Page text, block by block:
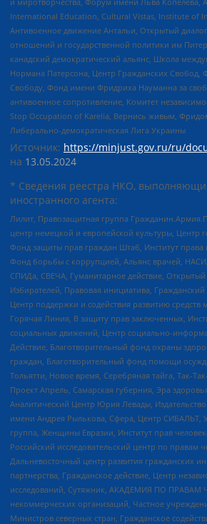
International Education, Cultural Vistas, Institute of
Антивоенное движение Антальи, Открытый
отношений и государственной политики им
канадский демократический альянс, Школа
Нормана Патерсона, Центр Гражданских Свобод,
Свободу, Фонд имени Фридриха Науманна за
антивоенное сопротивление, Комитет
Stop Occupation of Karelia, Вернись живым,
Либерально-демократическая Лига Украины
Источник: https://minjust.gov.ru/ru/
на 13.05.2024
* Сведения реестра НКО,
иностранного агента:
Лилит, Правозащитная группа
центр немецкой и европейской культуры, Центр
Фонд защиты прав граждан Штаб, Институт права
Фонд борьбы с коррупцией, Альянс врачей,
СПИДа, СВЕЧА, Гуманитарное действие, Открытый
Избирателей, Правовая инициатива,
Центр поддержки и содействия развитию средств
Горячая Линия, В защиту прав заключенных,
социальных движений, Центр социально-
Действие, Благотворительный фонд охраны
граждан, Благотворительный фонд помощи
Тольятти, Новое время, Серебряная тайга, Так-
Проект Апрель, Самарская губерния, Эра
Аналитический Центр Юрия Левады,
имени Андрея Рылькова, Сфера, Центр СИБАЛЬТ,
группа, Женщины Евразии, Институт прав
Российский исследовательский центр по правам
Дальневосточный центр развития гражданских
партнерства, Гражданское действие, Центр
исследований, Сутяжник, АКАДЕМИЯ ПО ПРАВАМ
некоммерческих организаций, Частное
Министров северных стран, Гражданское